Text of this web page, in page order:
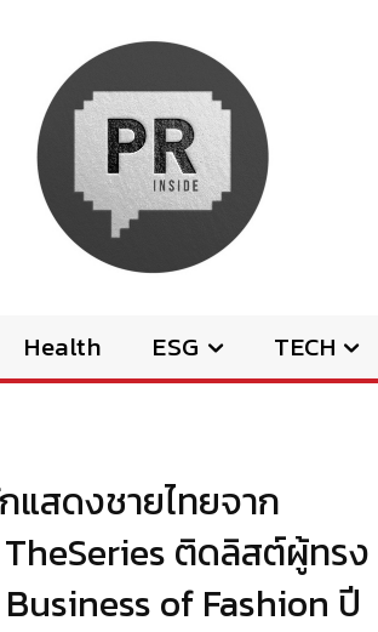
Health ESG TECH
แสดงชายไทยจาก
ติดลิสต์ผู้ทรง
of Fashion ปี